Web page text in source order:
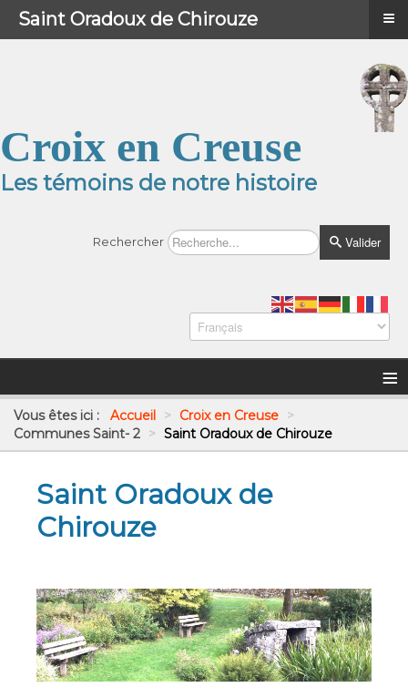
Croix en Creuse
Les témoins de notre histoire
Rechercher Valider
≡
Vous êtes ici : Accueil > Croix en Creuse >
Communes Saint- 2 > Saint Oradoux de Chirouze
Saint Oradoux de
Chirouze
Menu ≡
Saint Oradoux de Chirouze ≡